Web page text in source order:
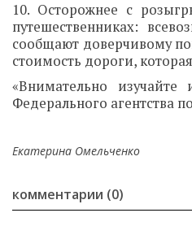
10. Осторожнее с
путешественниках:
сообщают доверчивому
стоимость дороги,
«Внимательно
Федерального агентства
Екатерина Омельченко
комментарии (0)